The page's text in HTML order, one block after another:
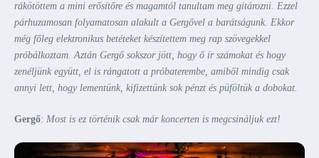
rákötöttem a mini erősítőre és magamtól tanultam meg gitározni. Ezzel
párhuzamosan folyamatosan alakult a Gergővel a barátságunk. Ekkor
még főleg elektronikus betéteket készítettem meg rap szövegekkel
próbálkoztam. Aztán Gergő sokszor jött, hogy ő ír számokat és hogy
zenéljünk együtt, el is rángatott a próbaterembe, amiből mindig csak
annyi lett, hogy lementünk, kifizettünk sok pénzt és püföltük a dobokat.
Gergő: Most is ez történik csak már koncerten is megcsináljuk ezt!